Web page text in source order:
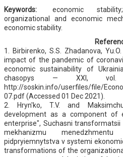
Keywords:
economic
organizational and economic
economic stability.
1. Birbirenko, S.S. Zhadanova,
impact of the pandemic of
economic sustainability of
chasopys — XXI,
http://soskin.info/userfiles/file/
07.pdf (Accessed 01 Dec 2021).
2. Hryn'ko, T.V. and
development as a component of
enterprise", Suchasni
mekhanizmu
pidpryiemnytstva v systemi
transformations of the